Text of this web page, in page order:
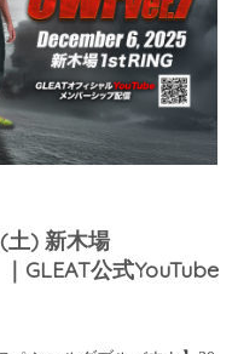
土) 新木場
GLEAT公式YouTube